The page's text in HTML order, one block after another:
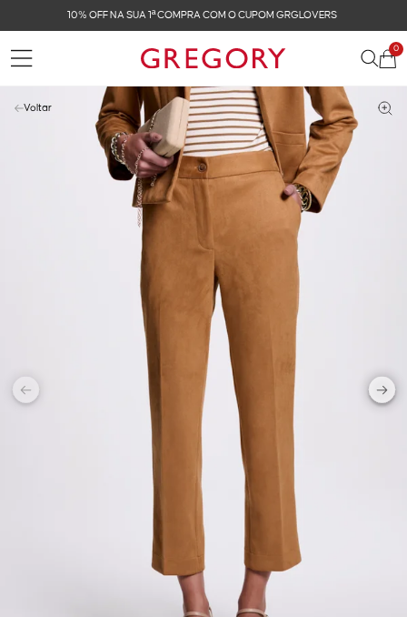
FRETE GRÁTIS NAS COMPRAS ACIMA DE R$ 899
0
Voltar